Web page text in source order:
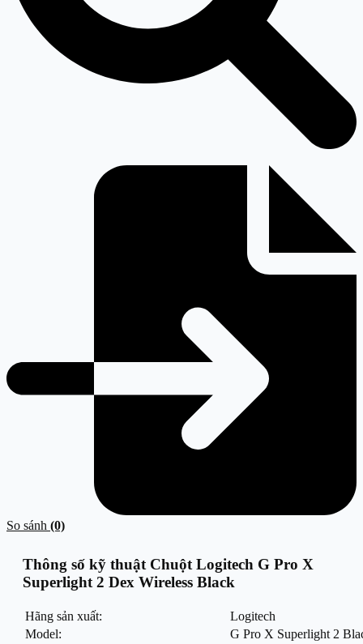
So sánh (0)
Thông số kỹ thuật Chuột Logitech G Pro X
Superlight 2 Dex Wireless Black
Hãng sản xuất:
Logitech
Model:
G Pro X Superlight 2